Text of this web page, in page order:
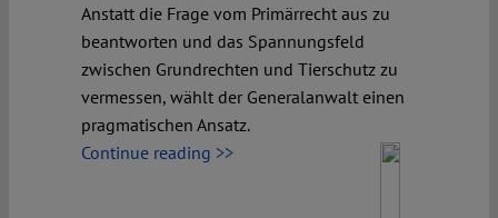
Anstatt die Frage vom Primärrecht aus zu
beantworten und das Spannungsfeld
zwischen Grundrechten und Tierschutz zu
vermessen, wählt der Generalanwalt einen
pragmatischen Ansatz.
Continue reading >>